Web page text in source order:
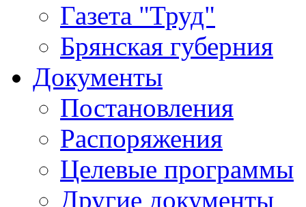
Газета "Труд"
Брянская губерния
Документы
Постановления
Распоряжения
Целевые программы
Другие документы